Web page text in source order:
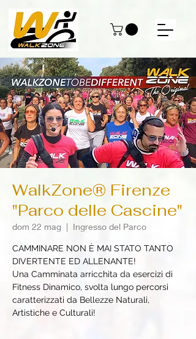
WalkZone® Firenze
"Parco delle Cascine"
dom 22 mag
  |
Ingresso del Parco
CAMMINARE NON È MAI STATO TANTO
DIVERTENTE ED ALLENANTE!
Una Camminata arricchita da esercizi di
Fitness Dinamico, svolta lungo percorsi
caratterizzati da Bellezze Naturali,
Artistiche e Culturali!